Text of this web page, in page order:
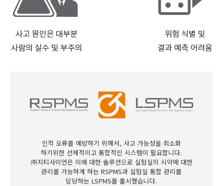
인적 오류를 예방하기 위해서, 사고 가능성을 최소화
하기위한 선제적이고 통합적인 시스템이 필요합니다.
㈜지티사이언은 이에 대한 솔루션으로 실험실의 시약에 대한
관리를 가능하게 하는 RSPMS과 실험실 통합 관리를
담당하는 LSPMS를 출시했습니다.